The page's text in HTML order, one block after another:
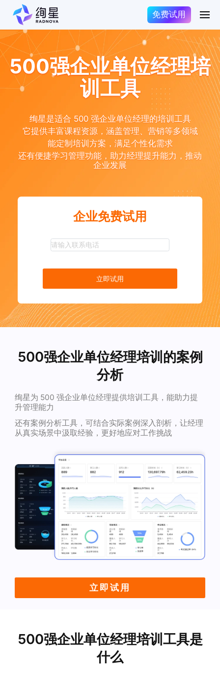
免费试用
500强企业单位经理培
训工具
绚星是适合 500 强企业单位经理的培训工具
它提供丰富课程资源，涵盖管理、营销等多领域
能定制培训方案，满足个性化需求
还有便捷学习管理功能，助力经理提升能力，推动
企业发展
企业免费试用
立即试用
500强企业单位经理培训的案例
分析
绚星为 500 强企业单位经理提供培训工具，能助力提
升管理能力
还有案例分析工具，可结合实际案例深入剖析，让经理
从真实场景中汲取经验，更好地应对工作挑战
立即试用
500强企业单位经理培训工具是
什么